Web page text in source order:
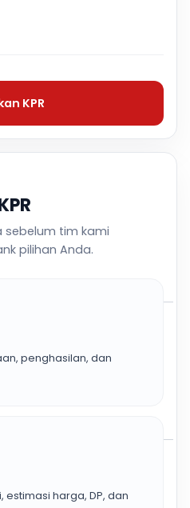
tim kami
pilihan Anda.
penghasilan, dan
harga, DP, dan
KPR